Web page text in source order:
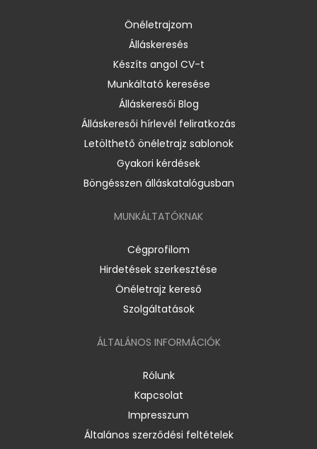
Önéletrajzom
Álláskeresés
Készíts angol CV-t
Munkáltató keresése
Álláskeresői Blog
Álláskeresői hírlevél feliratkozás
Letölthető önéletrajz sablonok
Gyakori kérdések
Böngésszen álláskatalógusban
MUNKÁLTATÓKNAK
Cégprofilom
Hirdetések szerkesztése
Önéletrajz kereső
Szolgáltatások
ÁLTALÁNOS INFORMÁCIÓK
Rólunk
Kapcsolat
Impresszum
Általános szerződési feltételek